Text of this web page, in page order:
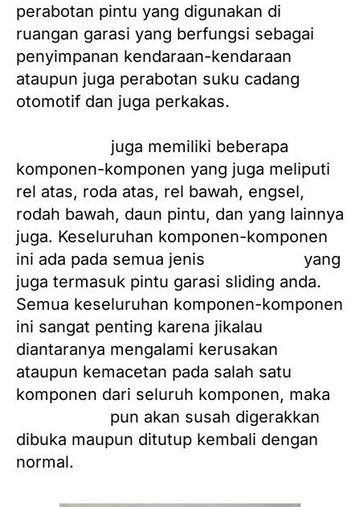
perabotan pintu yang digunakan di
ruangan garasi yang berfungsi sebagai
penyimpanan kendaraan-kendaraan
ataupun juga perabotan suku cadang
otomotif dan juga perkakas.
juga memiliki beberapa
komponen-komponen yang juga meliputi
rel atas, roda atas, rel bawah, engsel,
rodah bawah, daun pintu, dan yang lainnya
juga. Keseluruhan komponen-komponen
ini ada pada semua jenis
yang
juga termasuk pintu garasi sliding anda.
Semua keseluruhan komponen-komponen
ini sangat penting karena jikalau
diantaranya mengalami kerusakan
ataupun kemacetan pada salah satu
komponen dari seluruh komponen, maka
pun akan susah digerakkan
dibuka maupun ditutup kembali dengan
normal.